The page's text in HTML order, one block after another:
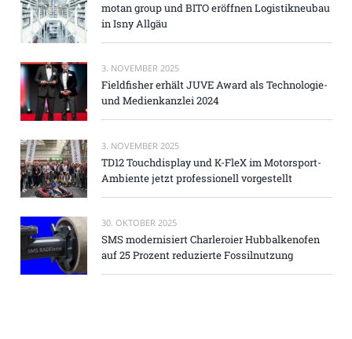
motan group und BITO eröffnen Logistikneubau
in Isny Allgäu
3. NOVEMBER 2025
Fieldfisher erhält JUVE Award als Technologie-
und Medienkanzlei 2024
3. NOVEMBER 2025
TD12 Touchdisplay und K-FleX im Motorsport-
Ambiente jetzt professionell vorgestellt
30. OKTOBER 2025
SMS modernisiert Charleroier Hubbalkenofen
auf 25 Prozent reduzierte Fossilnutzung